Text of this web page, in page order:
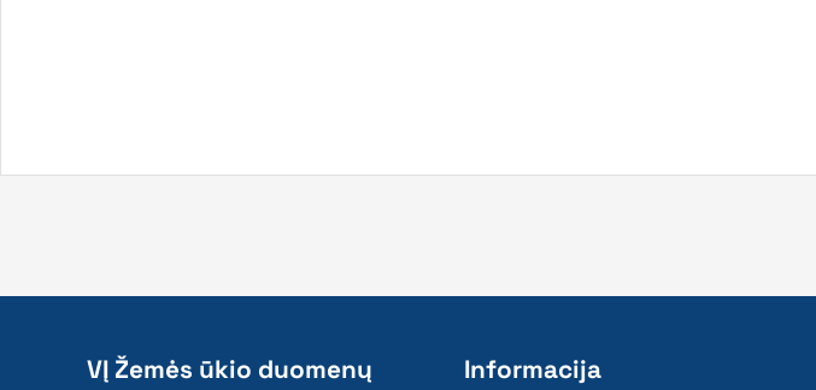
VĮ Žemės ūkio duomenų
Informacija